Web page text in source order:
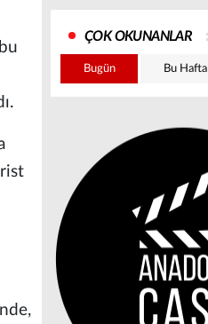
ÇOK OKUNANLAR
Bugün Bu Hafta